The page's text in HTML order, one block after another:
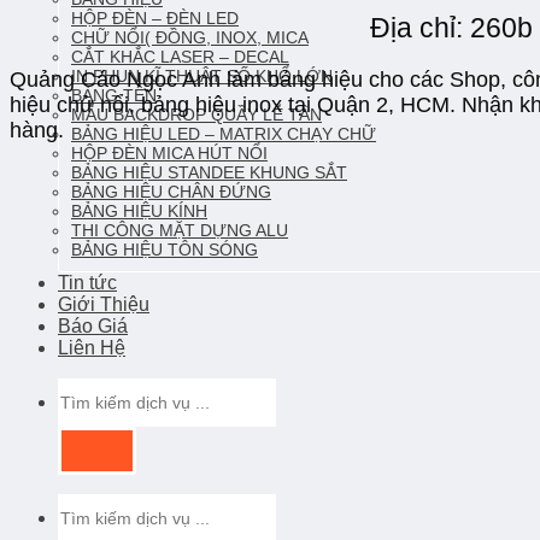
HỘP ĐÈN – ĐÈN LED
CHỮ NỔI( ĐỒNG, INOX, MICA
CẮT KHẮC LASER – DECAL
IN PHUN KĨ THUẬT SỐ KHỔ LỚN
BẢNG TÊN
MẪU BACKDROP QUẦY LỄ TÂN
BẢNG HIỆU LED – MATRIX CHẠY CHỮ
HỘP ĐÈN MICA HÚT NỔI
BẢNG HIỆU STANDEE KHUNG SẮT
BẢNG HIỆU CHÂN ĐỨNG
BẢNG HIỆU KÍNH
THI CÔNG MẶT DỰNG ALU
BẢNG HIỆU TÔN SÓNG
Tin tức
Giới Thiệu
Báo Giá
Liên Hệ
kiếm:
kiếm:
Địa chỉ: 260b
Quảng Cáo Ngọc Anh làm bảng hiệu cho các Shop,
hiệu chử nổi, bảng hiệu inox tại Quận 2, HCM. Nhận
hàng.